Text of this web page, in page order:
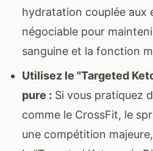
hydratation couplée aux
négociable pour
sanguine et la fonction
Utilisez le "Targeted
pure : Si vous pratiquez
comme le CrossFit, le
une compétition